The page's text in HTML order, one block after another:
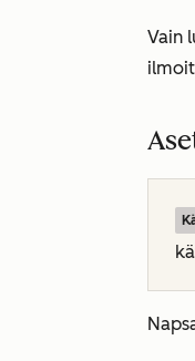
Vain